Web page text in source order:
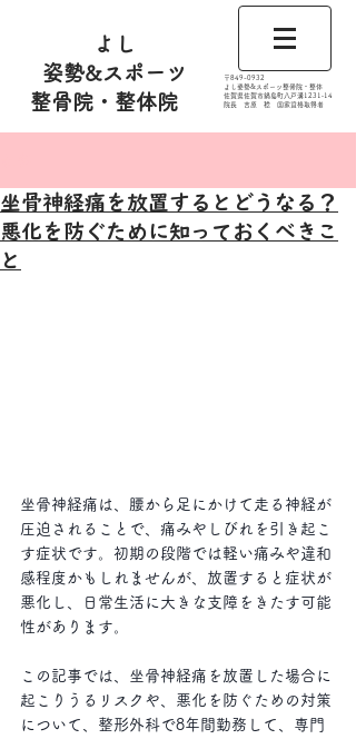
よし
姿勢&スポーツ
整骨院・整体院
​〒849-0932
よし姿勢&スポーツ整骨院・整体
佐賀県佐賀市鍋島町八戸溝1231‐14
​​院長 吉原 稔​ 国家資格取得者
坐骨神経痛を放置するとどうなる？
悪化を防ぐために知っておくべきこ
と
坐骨神経痛は、腰から足にかけて走る神経が
圧迫されることで、痛みやしびれを引き起こ
す症状です。初期の段階では軽い痛みや違和
感程度かもしれませんが、放置すると症状が
悪化し、日常生活に大きな支障をきたす可能
性があります。
この記事では、坐骨神経痛を放置した場合に
起こりうるリスクや、悪化を防ぐための対策
について、整形外科で8年間勤務して、専門